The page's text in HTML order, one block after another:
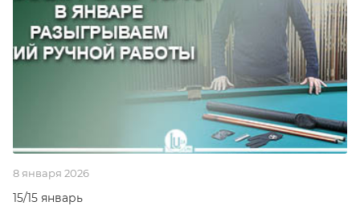
8 января 2026
15/15 январь